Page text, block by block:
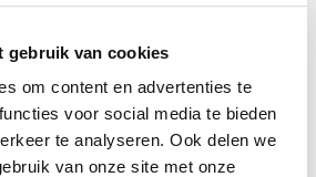
gebruik van cookies
om content en advertenties te
voor social media te bieden
te analyseren. Ook delen we
van onze site met onze
van de mooiste verhalen en het
Schrijf u dan nu in voor onze